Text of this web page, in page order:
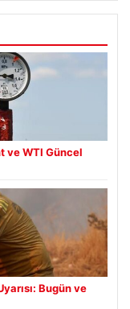
ve WTI Güncel
Bugün ve